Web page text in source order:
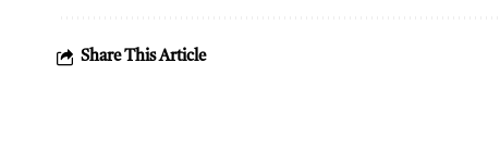
Share This Article